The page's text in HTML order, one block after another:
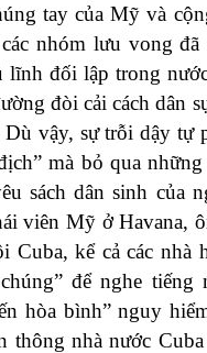
tay của Mỹ và
nhóm lưu vong
lĩnh đối lập trong
đòi cải cách dân
Dù vậy, sự trỗi dậy tự
mà bỏ qua
sách dân sinh của
viên Mỹ ở Havana,
Cuba, kể cả các
để nghe
hòa bình” nguy
thông nhà nước